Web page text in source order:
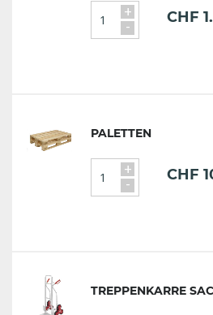
+
- CHF
PALETTEN
+
- CHF
TREPPENKARRE